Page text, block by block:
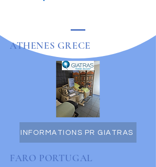
ATHENES GRECE
INFORMATIONS PR GIATRAS
FARO PORTUGAL